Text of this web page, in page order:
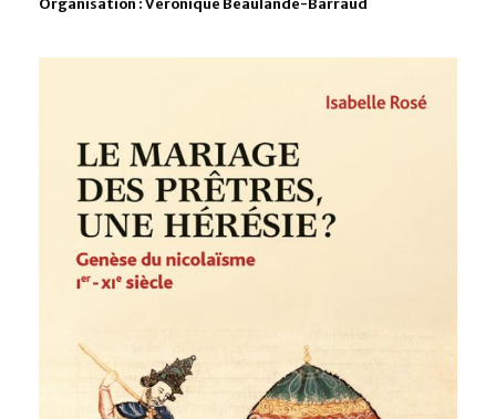
Organisation : Véronique Beaulande-Barraud